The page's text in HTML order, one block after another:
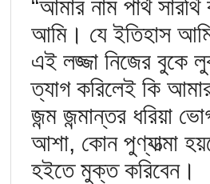
“আমার নাম পার্থ
আমি। যে ইতিহাস আমি
এই লজ্জা নিজের বুকে
ত্যাগ করিলেই কি
জন্ম জন্মান্তর ধরিয়া
আশা, কোন পুণ্যাত্মা
হইতে মুক্ত করিবেন।